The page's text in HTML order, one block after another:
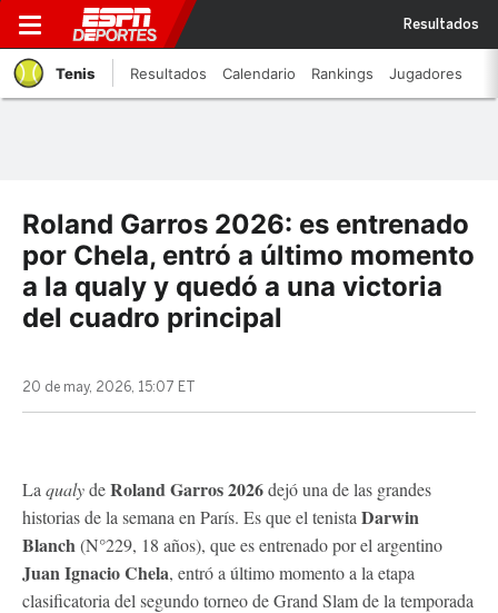
Resultados
Tenis Resultados Calendario Rankings Jugadores
Roland Garros 2026: es entrenado
por Chela, entró a último momento
a la qualy y quedó a una victoria
del cuadro principal
20 de may, 2026, 15:07 ET
La qualydeRoland Garros 2026dejó una de las grandes
historias de la semana en París. Es que el tenista Darwin
Blanch(N°229, 18 años), que es entrenado por el argentino
Juan Ignacio Chela, entró a último momento a la etapa
clasificatoria del segundo torneo de Grand Slam de la temporada